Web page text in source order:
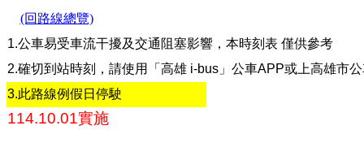
(回路線總覽)
1.公車易受車流干擾及交通阻塞影響，本時刻表 僅供參考
2.確切到站時刻，請使用「高雄 i-bus」公車APP或上高雄市
3.此路線例假日停駛
114.10.01實施